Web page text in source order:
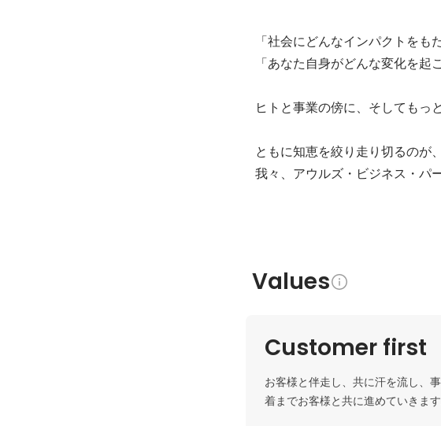
「社会にどんなインパクトをも
「あなた自身がどんな変化を起
ヒトと事業の傍に、そしてもっ
ともに知恵を絞り走り切るのが、
我々、アウルズ・ビジネス・パ
Values
Customer first
お客様と伴走し、共に汗を流し、
着までお客様と共に進めていきます